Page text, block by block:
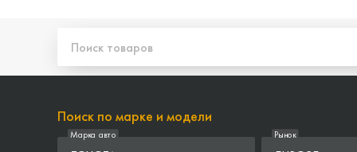
Поиск по марке и модели
Марка авто Рынок